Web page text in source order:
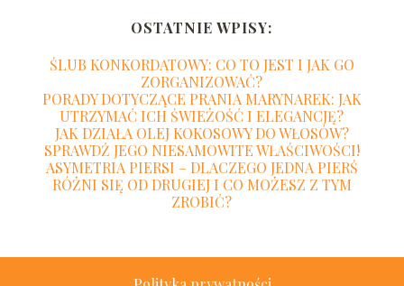
OSTATNIE WPISY:
ŚLUB KONKORDATOWY: CO TO JEST I JAK GO
ZORGANIZOWAĆ?
PORADY DOTYCZĄCE PRANIA MARYNAREK: JAK
UTRZYMAĆ ICH ŚWIEŻOŚĆ I ELEGANCJĘ?
JAK DZIAŁA OLEJ KOKOSOWY DO WŁOSÓW?
SPRAWDŹ JEGO NIESAMOWITE WŁAŚCIWOŚCI!
ASYMETRIA PIERSI – DLACZEGO JEDNA PIERŚ
RÓŻNI SIĘ OD DRUGIEJ I CO MOŻESZ Z TYM
ZROBIĆ?